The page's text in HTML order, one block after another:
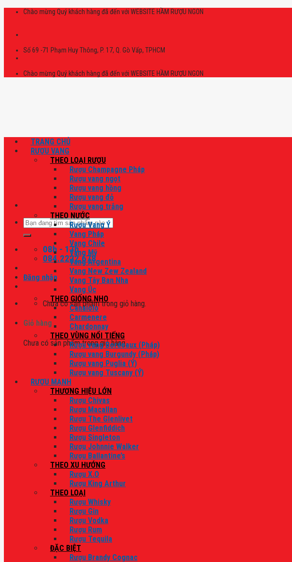
Skip
Chào mừng Quý khách hàng đã đến với WEBSITE HẦM RƯỢU NGON
Số 69 -71 Phạm Huy Thông, P. 17, Q. Gò Vấp, TPHCM
Chào mừng Quý khách hàng đã đến với WEBSITE HẦM RƯỢU NGON
Tìm
kiếm:
08h - 17h
084.2222.678
Đăng nhập
Chưa có sản phẩm trong giỏ hàng.
Giỏ hàng
Chưa có sản phẩm trong giỏ hàng.
TRANG CHỦ
RƯỢU VANG
THEO LOẠI RƯỢU
Rượu Champagne Pháp
Rượu vang ngọt
Rượu vang hồng
Rượu vang đỏ
Rượu vang trắng
THEO NƯỚC
Rượu Vang Ý
Vang Pháp
Vang Chile
Vang Mỹ
Vang Argentina
Vang New Zew Zealand
Vang Tây Ban Nha
Vang Úc
THEO GIỐNG NHO
Canaiolo
Carmenere
Chardonnay
THEO VÙNG NỔI TIẾNG
Rượu vang Bordeaux (Pháp)
Rượu vang Burgundy (Pháp)
Rượu vang Puglia (Ý)
Rượu vang Tuscany (Ý)
RƯỢU MẠNH
THƯƠNG HIỆU LỚN
Rượu Chivas
Rượu Macallan
Rượu The Glenlivet
Rượu Glenfiddich
Rượu Singleton
Rượu Johnnie Walker
Rượu Ballantine’s
THEO XU HƯỚNG
Rượu X.O
Rượu King Arthur
THEO LOẠI
Rượu Whisky
Rượu Gin
Rượu Vodka
Rượu Rum
Rượu Tequila
ĐẶC BIỆT
Rượu Brandy Cognac